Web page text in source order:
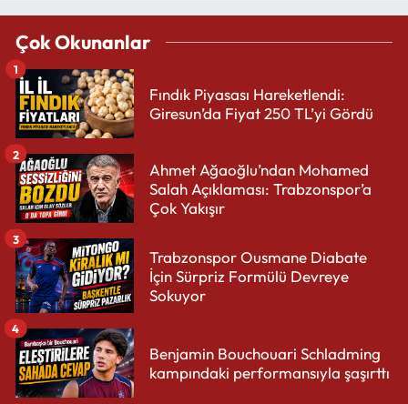
Çok Okunanlar
Fındık Piyasası Hareketlendi:
Giresun’da Fiyat 250 TL’yi Gördü
1
Ahmet Ağaoğlu’ndan Mohamed
Salah Açıklaması: Trabzonspor’a
Çok Yakışır
2
Trabzonspor Ousmane Diabate
İçin Sürpriz Formülü Devreye
Sokuyor
3
Benjamin Bouchouari Schladming
kampındaki performansıyla şaşırttı
4